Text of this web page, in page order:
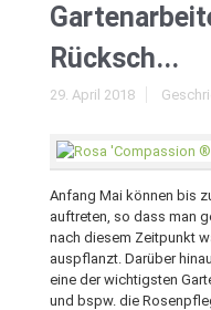
Rücksch...
29. April 2018
Anfang Mai können bis
auftreten, so dass man
nach diesem Zeitpunkt
auspflanzt. Darüber
eine der wichtigsten
und bspw. die